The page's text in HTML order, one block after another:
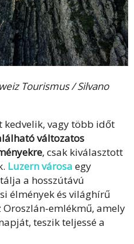
Tourismus / Silvano
vagy több időt
változatos
, csak kiválasztott
Luzern városa egy
a hosszútávú
élmények és világhírű
emlékmű, amely
teszik teljessé a